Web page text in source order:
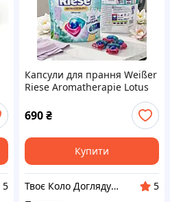
5
Капсули для прання Weißer
Riese Aromatherapie Lotus
690₴
Купити
Твоє Коло Догляду 🤞
5